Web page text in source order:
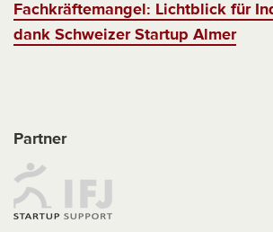
Fachkräftemangel: Lichtblick für
dank Schweizer Startup Almer
Partner